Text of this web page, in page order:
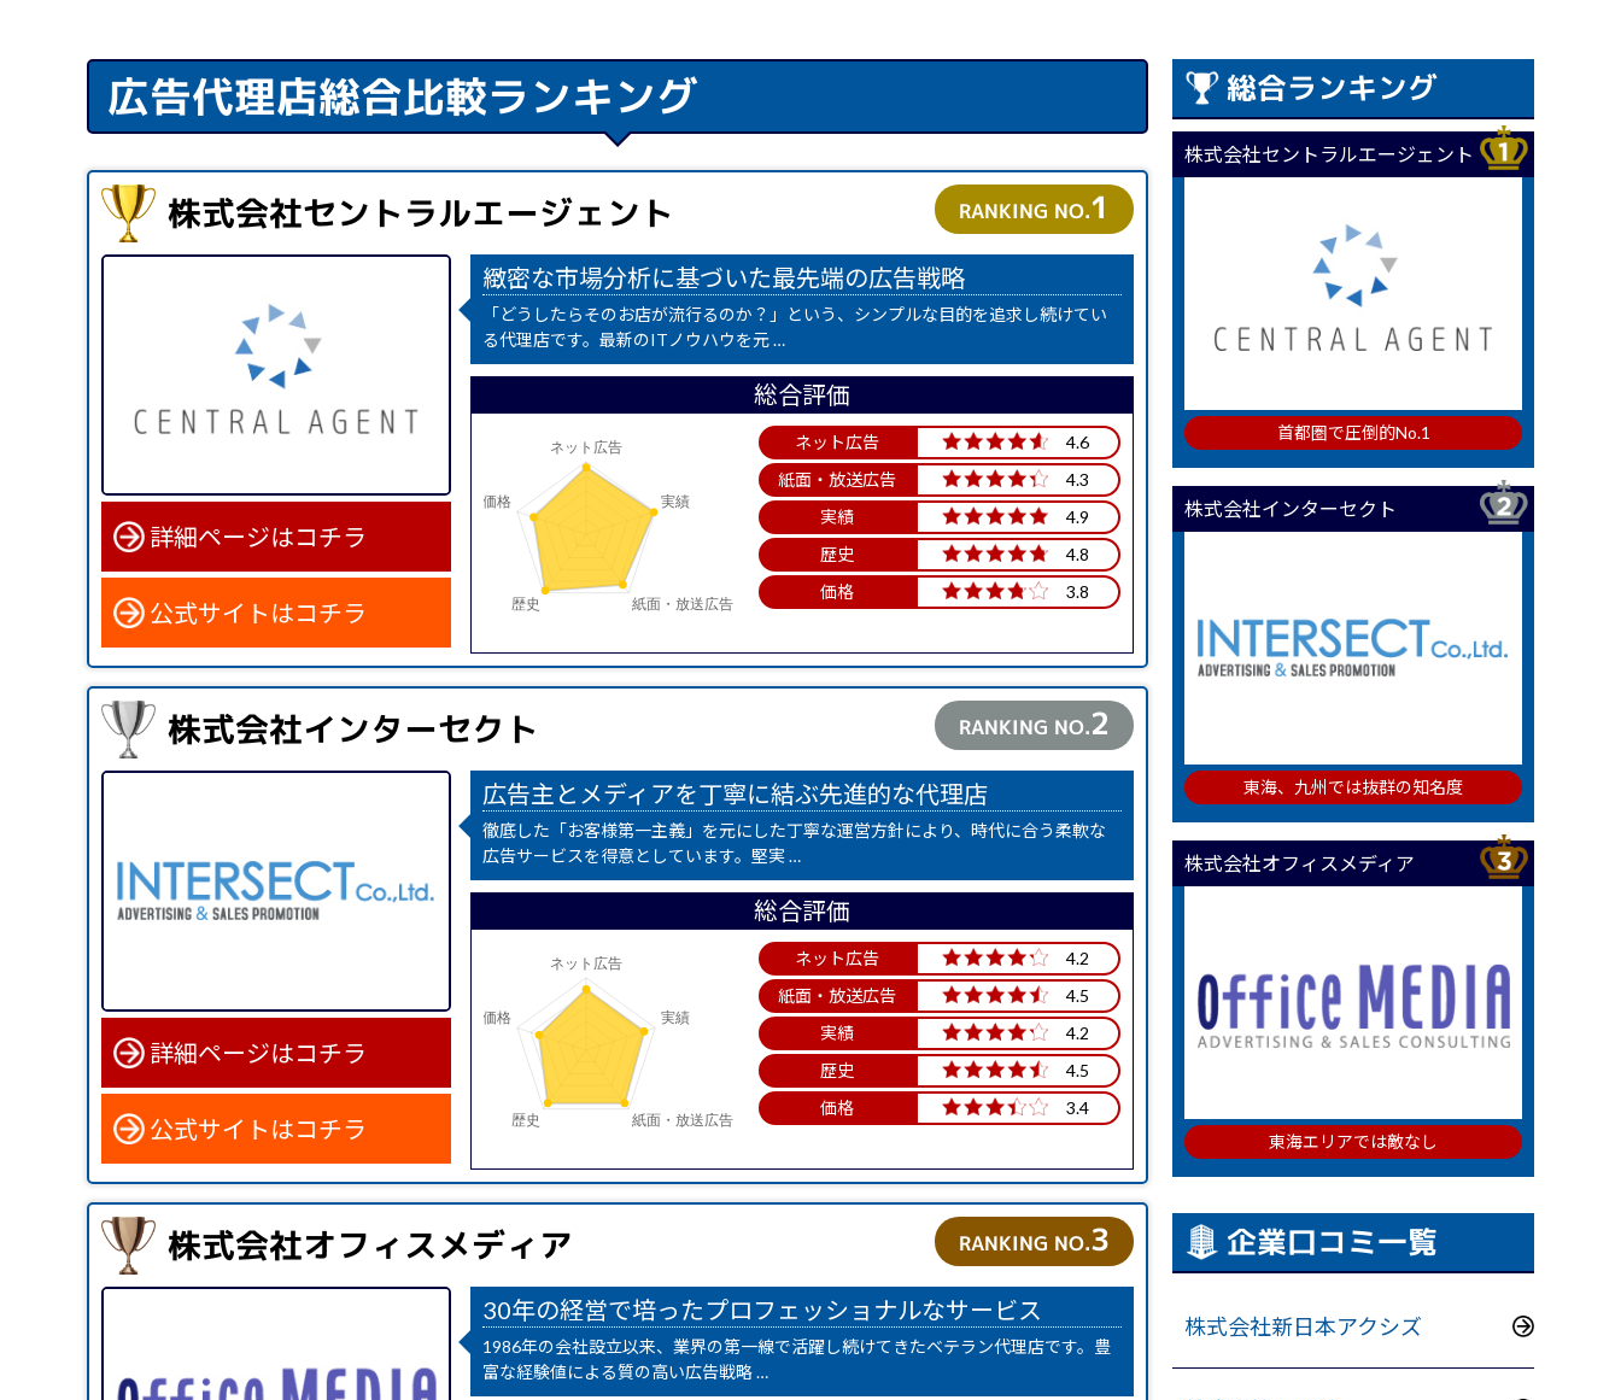
広告代理店総合比較ランキング
株式会社セントラルエージェント RANKING NO.1
詳細ページはコチラ
公式サイトはコチラ
緻密な市場分析に基づいた最先端の広告戦略
「どうしたらそのお店が流行るのか？」という、シンプルな目的を追求し続けてい
る代理店です。最新のITノウハウを元 …
総合評価
ネット広告
4.6
紙面・放送広告
4.3
実績
4.9
歴史
4.8
価格
3.8
株式会社インターセクト RANKING NO.2
詳細ページはコチラ
公式サイトはコチラ
広告主とメディアを丁寧に結ぶ先進的な代理店
徹底した「お客様第一主義」を元にした丁寧な運営方針により、時代に合う柔軟な
広告サービスを得意としています。堅実 …
総合評価
ネット広告
4.2
紙面・放送広告
4.5
実績
4.2
歴史
4.5
価格
3.4
株式会社オフィスメディア RANKING NO.3
30年の経営で培ったプロフェッショナルなサービス
1986年の会社設立以来、業界の第一線で活躍し続けてきたベテラン代理店です。豊
富な経験値による質の高い広告戦略 …
総合ランキング
株式会社セントラルエージェント
首都圏で圧倒的No.1
株式会社インターセクト
東海、九州では抜群の知名度
株式会社オフィスメディア
東海エリアでは敵なし
企業口コミ一覧
株式会社新日本アクシズ